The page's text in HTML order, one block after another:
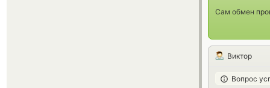
Сам обмен
Виктор
Вопрос